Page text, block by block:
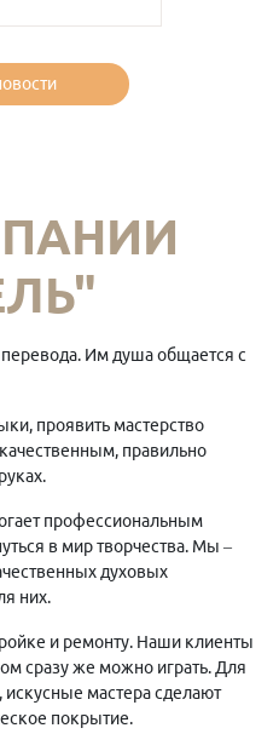
Им душа общается с
проявить мастерство
правильно
профессиональным
в мир творчества. Мы –
духовых
них.
и ремонту. Наши клиенты
сразу же можно играть. Для
искусные мастера сделают
покрытие.